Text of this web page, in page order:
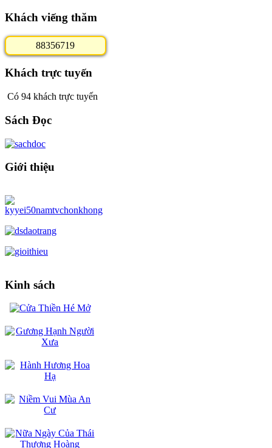
Khách viếng thăm
88356719
Khách trực tuyến
Có 94 khách trực tuyến
Sách Đọc
Giới thiệu
Kinh sách